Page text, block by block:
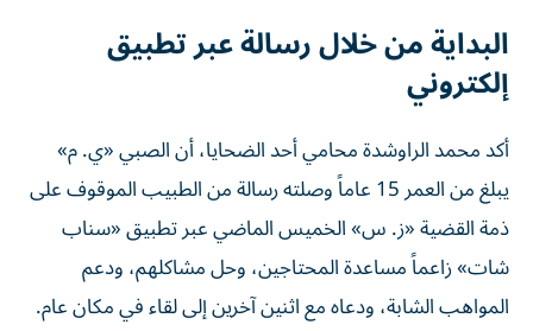
البداية من خلال رسالة عبر تطبيق
إلكتروني
أكد محمد الراوشدة محامي أحد الضحايا، أن الصبي «ي. م»
يبلغ من العمر 15 عاماً وصلته رسالة من الطبيب الموقوف على
ذمة القضية «ز. س» الخميس الماضي عبر تطبيق «سناب
شات» زاعماً مساعدة المحتاجين، وحل مشاكلهم، ودعم
المواهب الشابة، ودعاه مع اثنين آخرين إلى لقاء في مكان عام.